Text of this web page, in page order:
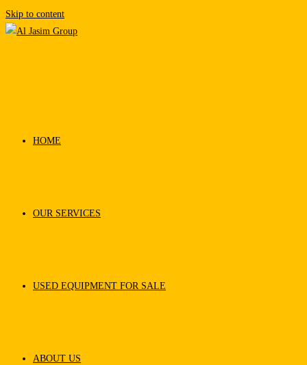
Skip to content
HOME
OUR SERVICES
USED EQUIPMENT FOR SALE
ABOUT US